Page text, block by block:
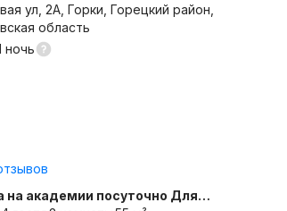
ул, 2А, Горки, Горецкий район,
область
ночь
на академии посуточно Для